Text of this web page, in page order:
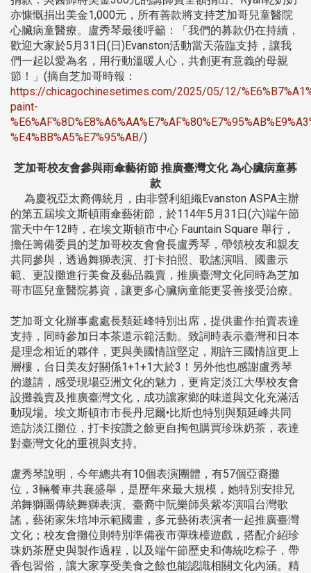
亦慷慨捐出美金1,000元，所有善款將支持芝加哥兒童醫院
心臟病童醫療。盧秀琴最後呼籲：「我們的募款仍在持續，
歡迎大家於5月31日(日)Evanston活動當天蒞臨支持，讓我
們一起以愛為名，用行動溫暖人心，共創更有意義的母親
節！」(摘自芝加哥時報：
https://chicagochinesetimes.com/2025/05/12/
paint-
%E4%BB%A5%E7%95%AB/)
芝加哥校友會參與雨傘藝術節 推廣臺灣文化 為心臟病童募
款
為慶祝亞太裔傳統月，由非營利組織Evanston ASPA主辦
的第五屆埃文斯頓雨傘藝術節，於114年5月31日(六)端午節
當天中午12時，在埃文斯頓市中心 Fauntain Square 舉行，
擔任籌備委員的芝加哥校友會會長盧秀琴，帶領校友和親友
共同參與，透過舞獅表演、打卡拍照、歌謠演唱、國畫示
範、更設攤進行美食及藝品義賣，推廣臺灣文化同時為芝加
哥市區兒童醫院募資，讓更多心臟病童能更妥善接受治療。
芝加哥文化辦事處處長類延峰特別出席，提供畫作拍賣表達
支持，同時參加日本茶道示範活動。致詞時表示臺灣和日本
是理念相近的夥伴，更與美國情誼堅定，期許三國情誼更上
層樓，台日美友好關係1+1+1大於3！另外他也感謝盧秀琴
的邀請，感受現場亞洲文化的魅力，更肯定淡江大學校友會
設攤義賣及推廣臺灣文化，成功讓家鄉的味道與文化充滿活
動現場。埃文斯頓市市長丹尼爾•比斯也特別與類延峰共同
造訪淡江攤位，打卡按讚之餘更自掏包購買珍珠奶茶，表達
對臺灣文化的重視與支持。
盧秀琴說明，今年總共有10個表演團體，有57個亞裔攤
位，3輛餐車共襄盛舉，是歷年來最大規模，她特別安排兄
弟舞獅團傳統舞獅表演、臺裔中阮樂師吳紫岑演唱台灣歌
謠，藝術家朱培坤示範國畫，多元藝術表演者一起推廣臺灣
文化；校友會攤位則特別準備夜市彈珠檯遊戲，搭配介紹珍
珠奶茶歷史與製作過程，以及端午節歷史和傳統吃粽子，帶
香包習俗，讓大家享受美食之餘也能認識相關文化內涵。精